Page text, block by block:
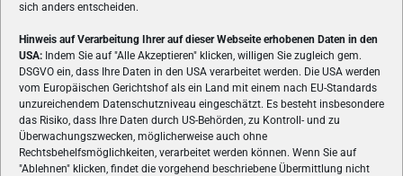
sich anders entscheiden.
Hinweis auf Verarbeitung Ihrer auf dieser Webseite erhobenen Daten in den
USA: Indem Sie auf "Alle Akzeptieren" klicken, willigen Sie zugleich gem.
DSGVO ein, dass Ihre Daten in den USA verarbeitet werden. Die USA werden
vom Europäischen Gerichtshof als ein Land mit einem nach EU-Standards
unzureichendem Datenschutzniveau eingeschätzt. Es besteht insbesondere
das Risiko, dass Ihre Daten durch US-Behörden, zu Kontroll- und zu
Überwachungszwecken, möglicherweise auch ohne
Rechtsbehelfsmöglichkeiten, verarbeitet werden können. Wenn Sie auf
"Ablehnen" klicken, findet die vorgehend beschriebene Übermittlung nicht
ÜBER UNS
VON GAMERN, FÜR GAMER! Gamers.at ist das älteste Online-
Spielemagazin Österreichs und bringt täglich aktuelle News,
Reviews und Videos zu PC- und Konsolenspielen, Gaming-
Hardware und aus der Welt des e-Sport's.